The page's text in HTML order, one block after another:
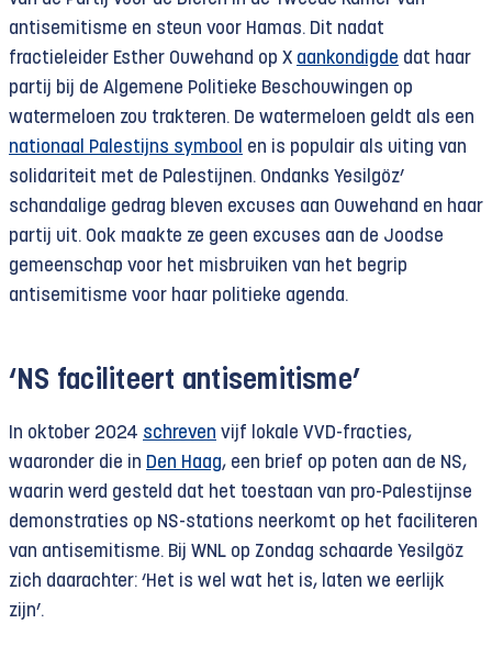
antisemitisme en steun voor Hamas. Dit nadat
fractieleider Esther Ouwehand op X aankondigde dat haar
partij bij de Algemene Politieke Beschouwingen op
watermeloen zou trakteren. De watermeloen geldt als een
nationaal Palestijns symbool en is populair als uiting van
solidariteit met de Palestijnen. Ondanks Yesilgöz’
schandalige gedrag bleven excuses aan Ouwehand en haar
partij uit. Ook maakte ze geen excuses aan de Joodse
gemeenschap voor het misbruiken van het begrip
antisemitisme voor haar politieke agenda.
‘NS faciliteert antisemitisme’
In oktober 2024 schreven vijf lokale VVD-fracties,
waaronder die in Den Haag, een brief op poten aan de NS,
waarin werd gesteld dat het toestaan van pro-Palestijnse
demonstraties op NS-stations neerkomt op het faciliteren
van antisemitisme. Bij WNL op Zondag schaarde Yesilgöz
zich daarachter: ‘Het is wel wat het is, laten we eerlijk
zijn’.